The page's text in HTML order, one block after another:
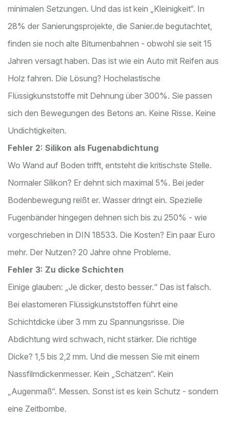
minimalen Setzungen. Und das ist kein „Kleinigkeit“. In
28% der Sanierungsprojekte, die Sanier.de begutachtet,
finden sie noch alte Bitumenbahnen - obwohl sie seit 15
Jahren versagt haben. Das ist wie ein Auto mit Reifen aus
Holz fahren. Die Lösung? Hochelastische
Flüssigkunststoffe mit Dehnung über 300%. Sie passen
sich den Bewegungen des Betons an. Keine Risse. Keine
Undichtigkeiten.
Fehler 2: Silikon als Fugenabdichtung
Wo Wand auf Boden trifft, entsteht die kritischste Stelle.
Normaler Silikon? Er dehnt sich maximal 5%. Bei jeder
Bodenbewegung reißt er. Wasser dringt ein. Spezielle
Fugenbänder hingegen dehnen sich bis zu 250% - wie
vorgeschrieben in DIN 18533. Die Kosten? Ein paar Euro
mehr. Der Nutzen? 20 Jahre ohne Probleme.
Fehler 3: Zu dicke Schichten
Einige glauben: „Je dicker, desto besser.“ Das ist falsch.
Bei elastomeren Flüssigkunststoffen führt eine
Schichtdicke über 3 mm zu Spannungsrisse. Die
Abdichtung wird schwach, nicht stärker. Die richtige
Dicke? 1,5 bis 2,2 mm. Und die messen Sie mit einem
Nassfilmdickenmesser. Kein „Schätzen“. Kein
„Augenmaß“. Messen. Sonst ist es kein Schutz - sondern
eine Zeitbombe.